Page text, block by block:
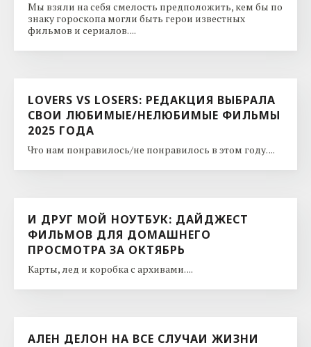
Мы взяли на себя смелость предположить, кем бы по
знаку гороскопа могли быть герои известных
фильмов и сериалов. ...
LOVERS VS LOSERS: РЕДАКЦИЯ ВЫБРАЛА
СВОИ ЛЮБИМЫЕ/НЕЛЮБИМЫЕ ФИЛЬМЫ
2025 ГОДА
Что нам понравилось/не понравилось в этом году. ...
И ДРУГ МОЙ НОУТБУК: ДАЙДЖЕСТ
ФИЛЬМОВ ДЛЯ ДОМАШНЕГО
ПРОСМОТРА ЗА ОКТЯБРЬ
Карты, лед и коробка с архивами. ...
АЛЕН ДЕЛОН НА ВСЕ СЛУЧАИ ЖИЗНИ